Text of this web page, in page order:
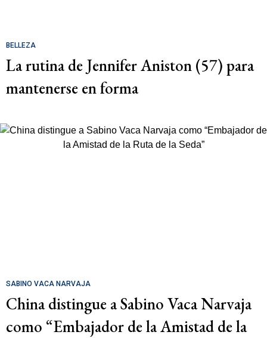
BELLEZA
La rutina de Jennifer Aniston (57) para
mantenerse en forma
SABINO VACA NARVAJA
China distingue a Sabino Vaca Narvaja
como “Embajador de la Amistad de la